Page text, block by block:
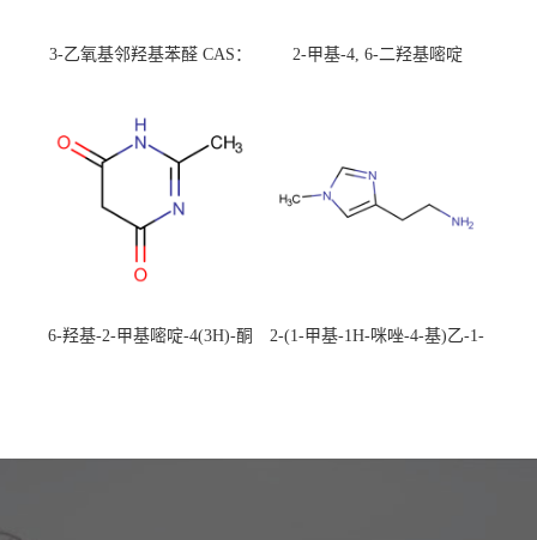
3-乙氧基邻羟基苯醛 CAS：
校可先用后付
2-甲基-4, 6-二羟基嘧啶
6-羟基-2-甲基嘧啶-4(3H)-酮
2-(1-甲基-1H-咪唑-4-基)乙-1-